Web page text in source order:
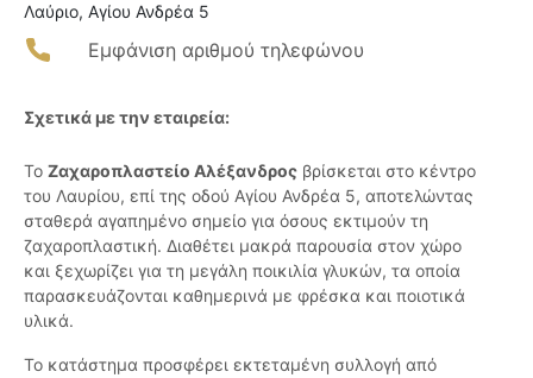
Λαύριο, Αγίου Ανδρέα 5
Εμφάνιση αριθμού τηλεφώνου
Σχετικά με την εταιρεία:
Το Ζαχαροπλαστείο Αλέξανδρος βρίσκεται στο κέντρο
του Λαυρίου, επί της οδού Αγίου Ανδρέα 5, αποτελώντας
σταθερά αγαπημένο σημείο για όσους εκτιμούν τη
ζαχαροπλαστική. Διαθέτει μακρά παρουσία στον χώρο
και ξεχωρίζει για τη μεγάλη ποικιλία γλυκών, τα οποία
παρασκευάζονται καθημερινά με φρέσκα και ποιοτικά
υλικά.
Το κατάστημα προσφέρει εκτεταμένη συλλογή από